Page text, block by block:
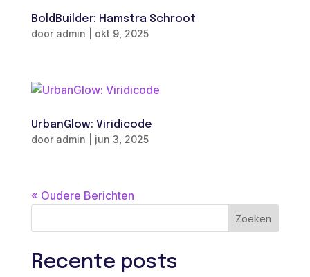
BoldBuilder: Hamstra Schroot
door admin okt 9, 2025
UrbanGlow: Viridicode
door admin jun 3, 2025
« Oudere Berichten
Zoeken
Recente posts